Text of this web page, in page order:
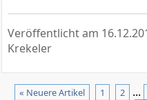
Veröffentlicht am
Krekeler
« Neuere Artikel 1 2 ...